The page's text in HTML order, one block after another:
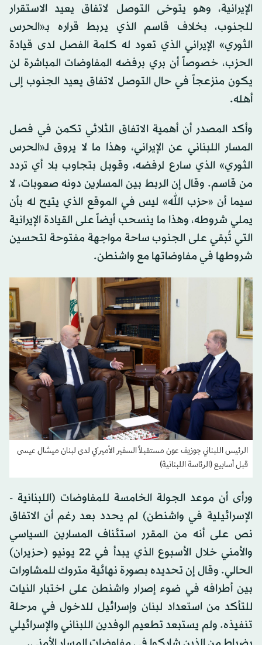
الإيرانية، وهو يتوخى التوصل لاتفاق يعيد الاستقرار
للجنوب، بخلاف قاسم الذي يربط قراره بـ«الحرس
الثوري» الإيراني الذي تعود له كلمة الفصل لدى قيادة
الحزب، خصوصاً أن بري برفضه المفاوضات المباشرة لن
يكون منزعجاً في حال التوصل لاتفاق يعيد الجنوب إلى
أهله.
وأكد المصدر أن أهمية الاتفاق الثلاثي تكمن في فصل
المسار اللبناني عن الإيراني، وهذا ما لا يروق لـ«الحرس
الثوري» الذي سارع لرفضه، وقوبل بتجاوب بلا أي تردد
من قاسم. وقال إن الربط بين المسارين دونه صعوبات، لا
سيما أن «حزب الله» ليس في الموقع الذي يتيح له بأن
يملي شروطه، وهذا ما ينسحب أيضاً على القيادة الإيرانية
التي تُبقي على الجنوب ساحة مواجهة مفتوحة لتحسين
شروطها في مفاوضاتها مع واشنطن.
الرئيس اللبناني جوزيف عون مستقبلاً السفير الأميركي لدى لبنان ميشال عيسى
قبل أسابيع (الرئاسة اللبنانية)
ورأى أن موعد الجولة الخامسة للمفاوضات (اللبنانية -
الإسرائيلية في واشنطن) لم يحدد بعد رغم أن الاتفاق
نص على أنه من المقرر استئناف المسارين السياسي
والأمني خلال الأسبوع الذي يبدأ في 22 يونيو (حزيران)
الحالي. وقال إن تحديده بصورة نهائية متروك للمشاورات
بين أطرافه في ضوء إصرار واشنطن على اختبار النيات
للتأكد من استعداد لبنان وإسرائيل للدخول في مرحلة
تنفيذه. ولم يستبعد تطعيم الوفدين اللبناني والإسرائيلي